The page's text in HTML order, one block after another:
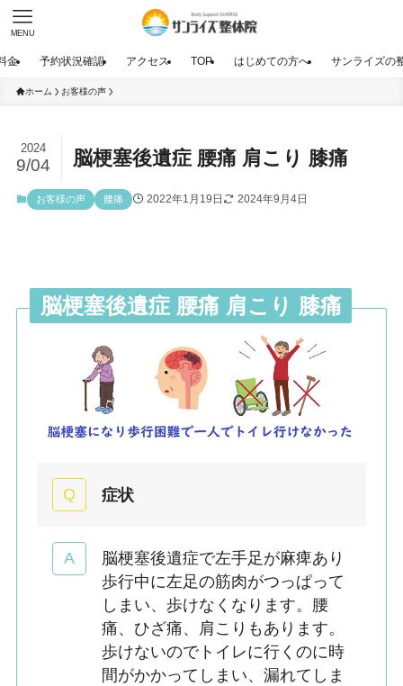
MENU
金 予約状況確認 アクセス TOP はじめての方へ サンライズの
ホーム お客様の声
脳梗塞後遺症 腰痛 肩こり 膝痛
2024
9/04
お客様の声 腰痛 2022年1月19日 2024年9月4日
脳梗塞後遺症 腰痛 肩こり 膝痛
症状
脳梗塞後遺症で左手足が麻痺あり
歩行中に左足の筋肉がつっぱって
しまい、歩けなくなります。腰
痛、ひざ痛、肩こりもあります。
歩けないのでトイレに行くのに時
間がかかってしまい、漏れてしま